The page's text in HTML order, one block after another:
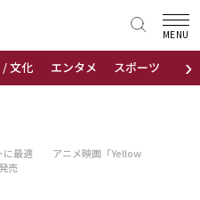
›
/ 文化 エンタメ スポーツ 地域
MENU
に最適 アニメ映画「Yellow
売